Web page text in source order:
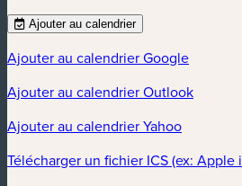
Ajouter au calendrier
Ajouter au calendrier Google
Ajouter au calendrier Outlook
Ajouter au calendrier Yahoo
Télécharger un fichier ICS (ex: Apple